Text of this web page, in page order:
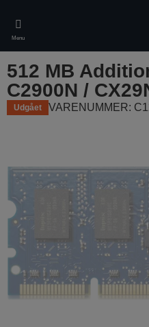
main
content
Menu
512 MB
C2900N /
Udgået VARENUMMER: